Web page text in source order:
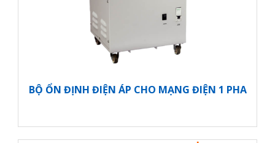
BỘ ỔN ĐỊNH ĐIỆN ÁP CHO MẠNG ĐIỆN 1 PHA